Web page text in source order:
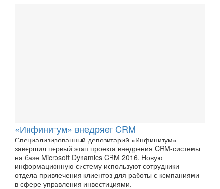
«Инфинитум» внедряет CRM
Специализированный депозитарий «Инфинитум»
завершил первый этап проекта внедрения CRM-системы
на базе Microsoft Dynamics CRM 2016. Новую
информационную систему используют сотрудники
отдела привлечения клиентов для работы с компаниями
в сфере управления инвестициями.